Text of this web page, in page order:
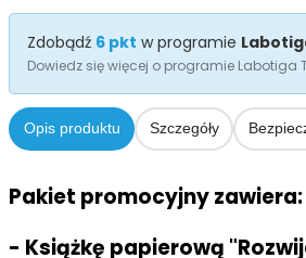
Zdobądź 6 pkt w programie
Dowiedz się więcej o programie Labotiga
Opis produktu Szczegóły
Pakiet promocyjny zawiera:
- Książkę papierową